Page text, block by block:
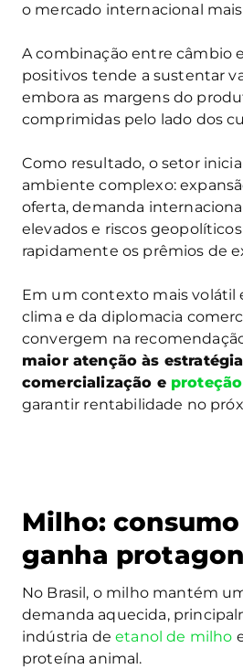
o mercado internacional
A combinação entre câmbio
positivos tende a sustentar
embora as margens do
comprimidas pelo lado dos
Como resultado, o setor
ambiente complexo:
oferta, demanda
elevados e riscos
rapidamente os prêmios de
Em um contexto mais volátil
clima e da diplomacia
convergem na
maior atenção às
comercialização e
garantir rentabilidade no
Milho:
ganha
No Brasil, o milho mantém
demanda aquecida,
indústria deetanol de milho
proteína animal.